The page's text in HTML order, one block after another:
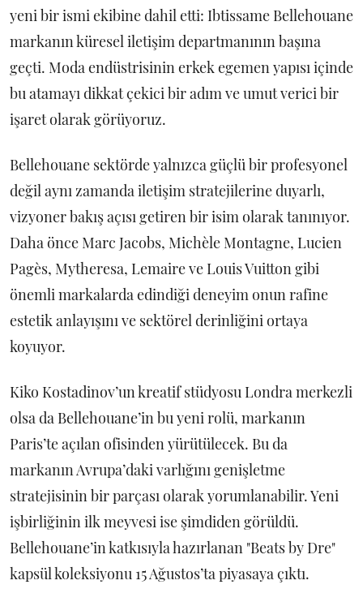
yeni bir ismi ekibine dahil etti: Ibtissame Bellehouane
markanın küresel iletişim departmanının başına
geçti. Moda endüstrisinin erkek egemen yapısı içinde
bu atamayı dikkat çekici bir adım ve umut verici bir
işaret olarak görüyoruz.
Bellehouane sektörde yalnızca güçlü bir profesyonel
değil aynı zamanda iletişim stratejilerine duyarlı,
vizyoner bakış açısı getiren bir isim olarak tanınıyor.
Daha önce Marc Jacobs, Michèle Montagne, Lucien
Pagès, Mytheresa, Lemaire ve Louis Vuitton gibi
önemli markalarda edindiği deneyim onun rafine
estetik anlayışını ve sektörel derinliğini ortaya
koyuyor.
Kiko Kostadinov’un kreatif stüdyosu Londra merkezli
olsa da Bellehouane’in bu yeni rolü, markanın
Paris’te açılan ofisinden yürütülecek. Bu da
markanın Avrupa’daki varlığını genişletme
stratejisinin bir parçası olarak yorumlanabilir. Yeni
işbirliğinin ilk meyvesi ise şimdiden görüldü.
Bellehouane’in katkısıyla hazırlanan "Beats by Dre"
kapsül koleksiyonu 15 Ağustos’ta piyasaya çıktı.